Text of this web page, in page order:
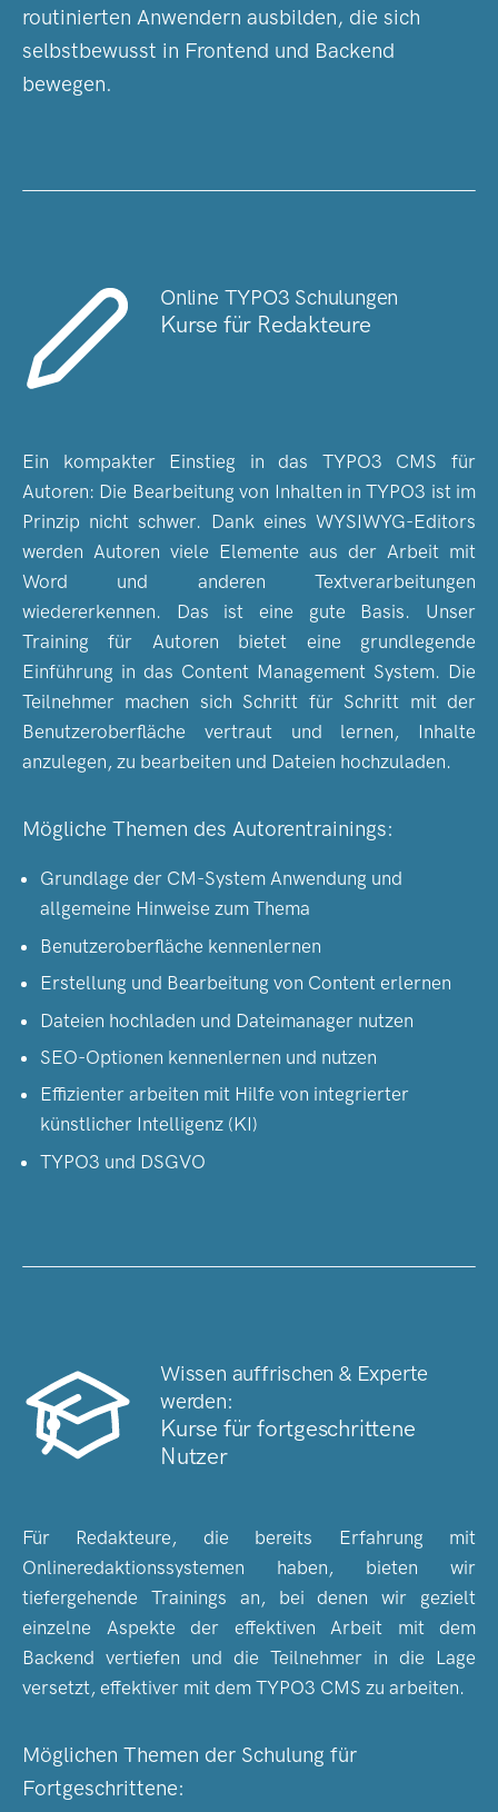
routinierten Anwendern ausbilden, die sich
selbstbewusst in Frontend und Backend
bewegen.
Online TYPO3 Schulungen
Kurse für Redakteure
Ein kompakter Einstieg in das TYPO3 CMS für
Autoren: Die Bearbeitung von Inhalten in TYPO3 ist im
Prinzip nicht schwer. Dank eines WYSIWYG-Editors
werden Autoren viele Elemente aus der Arbeit mit
Word und anderen Textverarbeitungen
wiedererkennen. Das ist eine gute Basis. Unser
Training für Autoren bietet eine grundlegende
Einführung in das Content Management System. Die
Teilnehmer machen sich Schritt für Schritt mit der
Benutzeroberfläche vertraut und lernen, Inhalte
anzulegen, zu bearbeiten und Dateien hochzuladen.
Mögliche Themen des Autorentrainings:
Grundlage der CM-System Anwendung und
allgemeine Hinweise zum Thema
Benutzeroberfläche kennenlernen
Erstellung und Bearbeitung von Content erlernen
Dateien hochladen und Dateimanager nutzen
SEO-Optionen kennenlernen und nutzen
Effizienter arbeiten mit Hilfe von integrierter
künstlicher Intelligenz (KI)
TYPO3 und DSGVO
Wissen auffrischen & Experte
werden:
Kurse für fortgeschrittene
Nutzer
Für Redakteure, die bereits Erfahrung mit
Onlineredaktionssystemen haben, bieten wir
tiefergehende Trainings an, bei denen wir gezielt
einzelne Aspekte der effektiven Arbeit mit dem
Backend vertiefen und die Teilnehmer in die Lage
versetzt, effektiver mit dem TYPO3 CMS zu arbeiten.
Möglichen Themen der Schulung für
Fortgeschrittene: